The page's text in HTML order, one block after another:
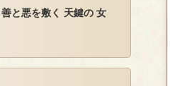
と悪を敷く 天鍵の 女